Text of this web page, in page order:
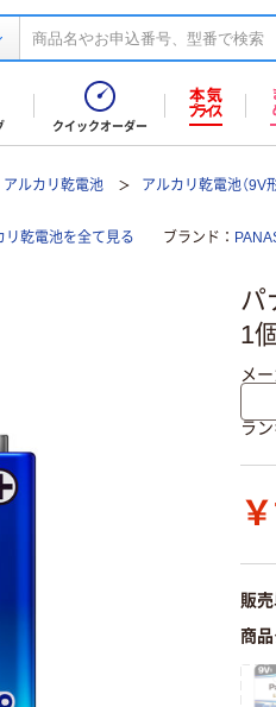
クイックオーダー
アルカリ乾電池 アルカリ乾電池（9V
リ乾電池を全て見る ブランド
パ
1個
メ
ラ
販
商